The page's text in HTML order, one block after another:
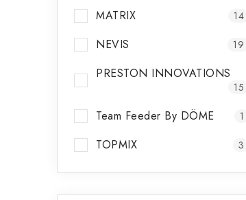
MATRIX 14
NEVIS 19
PRESTON INNOVATIONS
15
Team Feeder By DÖME 1
TOPMIX 3